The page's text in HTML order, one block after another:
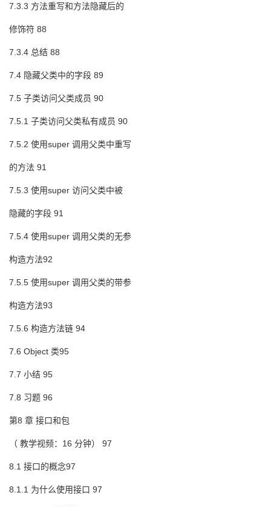
7.3.3 方法重写和方法隐藏后的
修饰符 88
7.3.4 总结 88
7.4 隐藏父类中的字段 89
7.5 子类访问父类成员 90
7.5.1 子类访问父类私有成员 90
7.5.2 使用super 调用父类中重写
的方法 91
7.5.3 使用super 访问父类中被
隐藏的字段 91
7.5.4 使用super 调用父类的无参
构造方法92
7.5.5 使用super 调用父类的带参
构造方法93
7.5.6 构造方法链 94
7.6 Object 类95
7.7 小结 95
7.8 习题 96
第8 章 接口和包
（ 教学视频：16 分钟） 97
8.1 接口的概念97
8.1.1 为什么使用接口 97